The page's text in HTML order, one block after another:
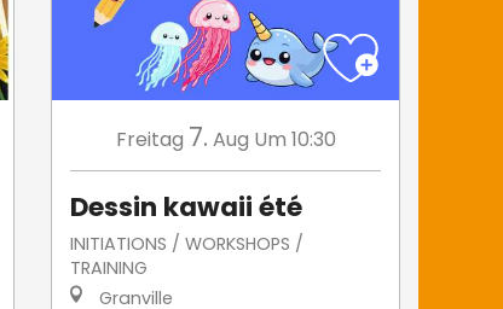
Freitag 7. Aug Um 10:30
Dessin kawaii été
INITIATIONS / WORKSHOPS /
TRAINING
Granville